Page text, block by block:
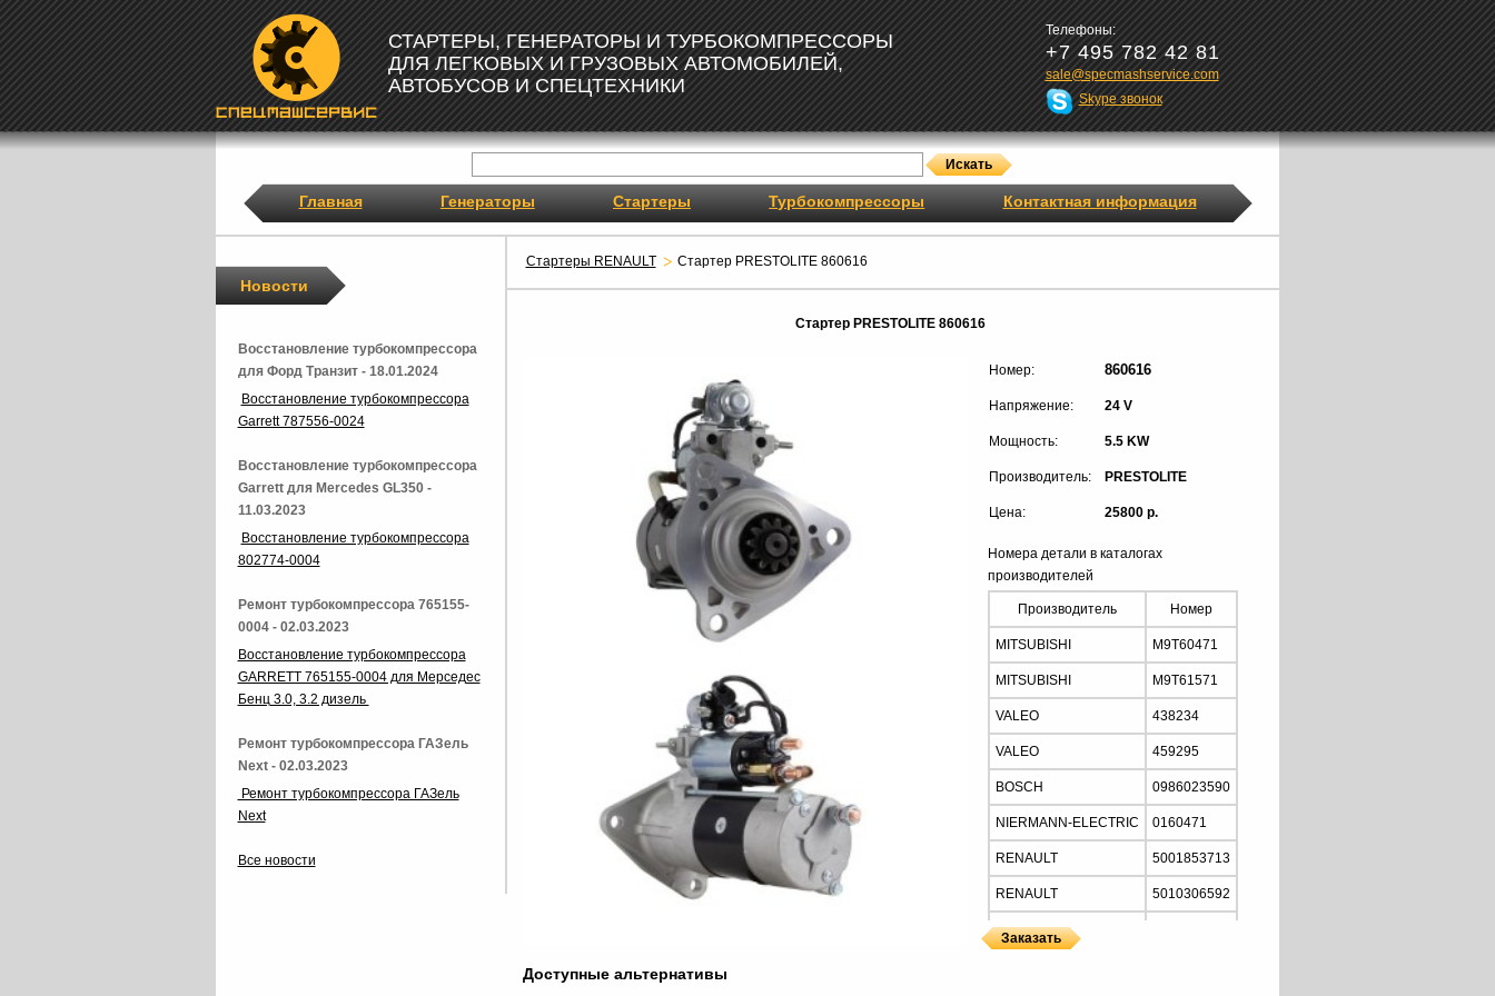
СТАРТЕРЫ, ГЕНЕРАТОРЫ И ТУРБОКОМПРЕССОРЫ
ДЛЯ ЛЕГКОВЫХ И ГРУЗОВЫХ АВТОМОБИЛЕЙ,
АВТОБУСОВ И СПЕЦТЕХНИКИ
Телефоны:
+7 495 782 42 81
sale@specmashservice.com
Skype звонок
Главная Генераторы Стартеры Турбокомпрессоры Контактная информация
Стартеры RENAULT Стартер PRESTOLITE 860616
Стартер PRESTOLITE 860616
Номер: 860616
Напряжение: 24 V
Мощность: 5.5 KW
Производитель: PRESTOLITE
Цена: 25800 р.
Номера детали в каталогах
производителей
Производитель Номер
MITSUBISHI M9T60471
MITSUBISHI M9T61571
VALEO 438234
VALEO 459295
BOSCH 0986023590
NIERMANN-ELECTRIC 0160471
RENAULT 5001853713
RENAULT 5010306592
RENAULT
Доступные альтернативы
Новости
Восстановление турбокомпрессора
для Форд Транзит - 18.01.2024
Восстановление турбокомпрессора
Garrett 787556-0024
Восстановление турбокомпрессора
Garrett для Mercedes GL350 -
11.03.2023
Восстановление турбокомпрессора
802774-0004
Ремонт турбокомпрессора 765155-
0004 - 02.03.2023
Восстановление турбокомпрессора
GARRETT 765155-0004 для Мерседес
Бенц 3.0, 3.2 дизель
Ремонт турбокомпрессора ГАЗель
Next - 02.03.2023
Ремонт турбокомпрессора ГАЗель
Next
Все новости